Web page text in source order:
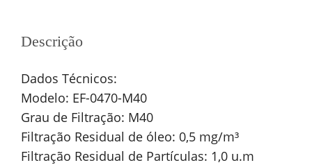
Descrição
Dados Técnicos:
Modelo: EF-0470-M40
Grau de Filtração: M40
Filtração Residual de óleo: 0,5 mg/m³
Filtração Residual de Partículas: 1,0 u.m